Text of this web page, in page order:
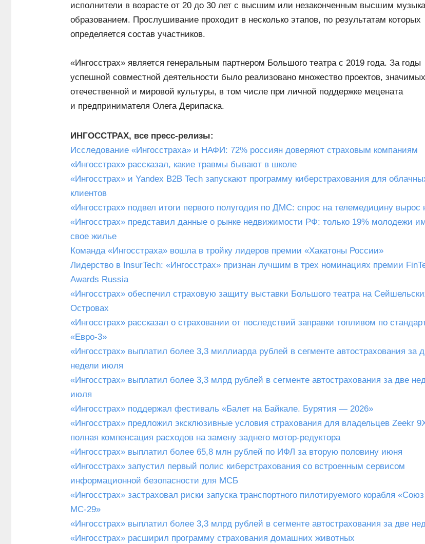
исполнители в возрасте от 20 до 30 лет с высшим или незаконченным высшим
образованием. Прослушивание проходит в несколько этапов, по результатам которых
определяется состав участников.
«Ингосстрах» является генеральным партнером Большого театра с 2019 года. За годы
успешной совместной деятельности было реализовано множество проектов,
отечественной и мировой культуры, в том числе при личной поддержке мецената
и предпринимателя Олега Дерипаска.
ИНГОССТРАХ, все пресс-релизы:
Исследование «Ингосстраха» и НАФИ: 72% россиян доверяют страховым компаниям
«Ингосстрах» рассказал, какие травмы бывают в школе
«Ингосстрах» и Yandex B2B Tech запускают программу киберстрахования для
клиентов
«Ингосстрах» подвел итоги первого полугодия по ДМС: спрос на телемедицину вырос
«Ингосстрах» представил данные о рынке недвижимости РФ: только 19% молодежи
свое жилье
Команда «Ингосстраха» вошла в тройку лидеров премии «Хакатоны России»
Лидерство в InsurTech: «Ингосстрах» признан лучшим в трех номинациях премии
Awards Russia
«Ингосстрах» обеспечил страховую защиту выставки Большого театра на
Островах
«Ингосстрах» рассказал о страховании от последствий заправки топливом по
«Евро-3»
«Ингосстрах» выплатил более 3,3 миллиарда рублей в сегменте автострахования за
недели июля
«Ингосстрах» выплатил более 3,3 млрд рублей в сегменте автострахования за две
июля
«Ингосстрах» поддержал фестиваль «Балет на Байкале. Бурятия — 2026»
«Ингосстрах» предложил эксклюзивные условия страхования для владельцев Zeekr
полная компенсация расходов на замену заднего мотор-редуктора
«Ингосстрах» выплатил более 65,8 млн рублей по ИФЛ за вторую половину июня
«Ингосстрах» запустил первый полис киберстрахования со встроенным сервисом
информационной безопасности для МСБ
«Ингосстрах» застраховал риски запуска транспортного пилотируемого корабля «Союз
МС-29»
«Ингосстрах» выплатил более 3,3 млрд рублей в сегменте автострахования за две
«Ингосстрах» расширил программу страхования домашних животных